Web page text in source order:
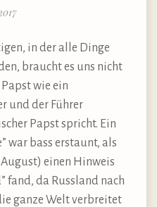
in der alle Dinge
braucht es uns nicht
wie ein
und der Führer
Papst spricht. Ein
war bass erstaunt, als
einen Hinweis
fand, da Russland nach
ganze Welt verbreitet